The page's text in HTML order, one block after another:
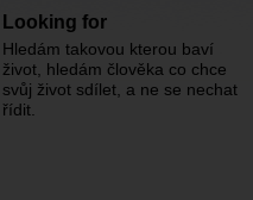
Looking for
Hledám takovou kterou baví
život, hledám člověka co chce
svůj život sdílet, a ne se nechat
řídit.